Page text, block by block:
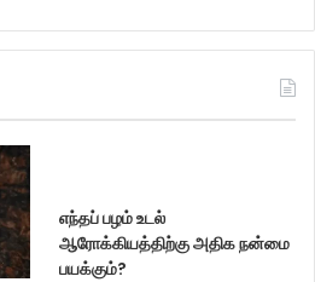
எந்தப் பழம் உடல்
ஆரோக்கியத்திற்கு அதிக நன்மை
பயக்கும்?